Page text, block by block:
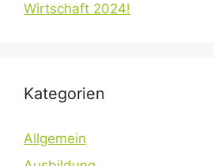
Wirtschaft 2024!
Kategorien
Allgemein